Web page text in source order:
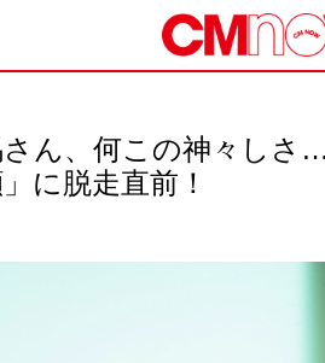
ん、何この神々しさ
に脱走直前！